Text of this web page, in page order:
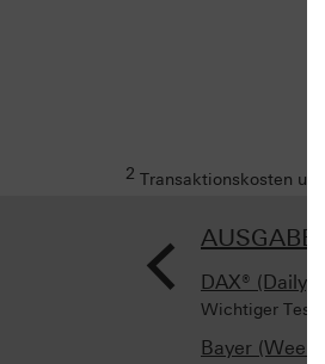
2 Transaktionskosten
< AUSGABE
DAX® (Daily)
Wichtiger Test
Bayer (Weekly)